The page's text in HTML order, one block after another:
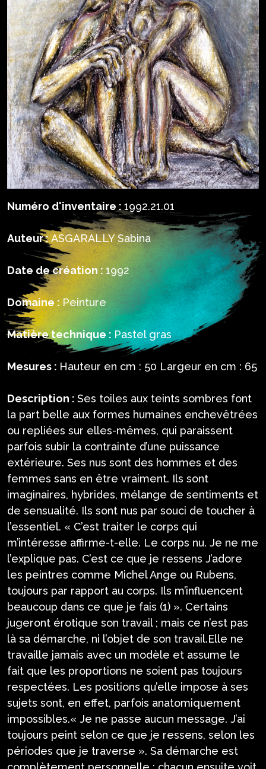
Numéro d'inventaire : 1992.21.01
Auteur : ASGARALLY Sabina
Date de création : 1992
Domaine : Peinture
Matière technique : Pastel gras
Mesures : Hauteur en cm : 50 Largeur en cm : 65
Description : Ses toiles aux teints sombres font
la part belle aux formes humaines enchevêtrées
ou repliées sur elles-mêmes, qui paraissent
parfois subir la contrainte d’une puissance
extérieure. Ses nus sont des hommes et des
femmes sans en être vraiment. Ils sont
imaginaires, hybrides, mélange de sentiments et
de sensualité. Ils sont nus par souci de toucher à
l’essentiel. « C’est traiter le corps qui
m’intéresse affirme-t-elle. Le corps nu. Je ne me
l’explique pas. C’est ce que je ressens J’adore
les peintres comme Michel Ange ou Rubens,
toujours par rapport au corps. Ils m’influencent
beaucoup dans ce que je fais (1) ». Certains
jugeront érotique son travail ; mais ce n’est pas
là sa démarche, ni l’objet de son travail.Elle ne
travaille jamais avec un modèle et assume le
fait que les proportions ne soient pas toujours
respectées. Les positions qu’elle impose à ses
sujets sont, en effet, parfois anatomiquement
impossibles.« Je ne passe aucun message. J’ai
toujours peint selon ce que je ressens, selon les
périodes que je traverse ». Sa démarche est